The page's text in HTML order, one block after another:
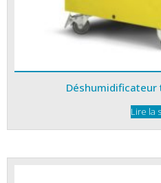
Déshumidificateur
Lire la